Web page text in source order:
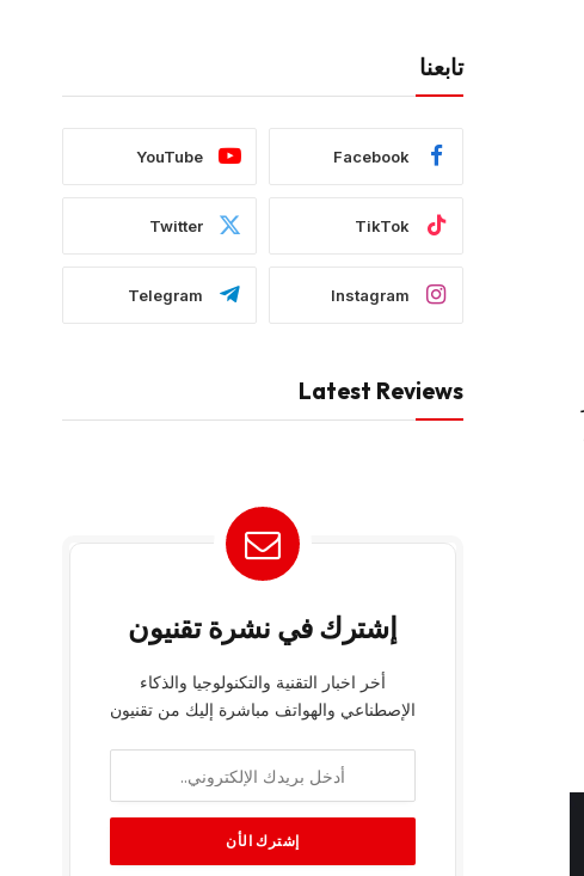
تابعنا
Facebook
YouTube
TikTok
Twitter
Instagram
Telegram
Latest Reviews
إشترك في نشرة تقنيون
أخر اخبار التقنية والتكنولوجيا والذكاء
الإصطناعي والهواتف مباشرة إليك من تقنيون